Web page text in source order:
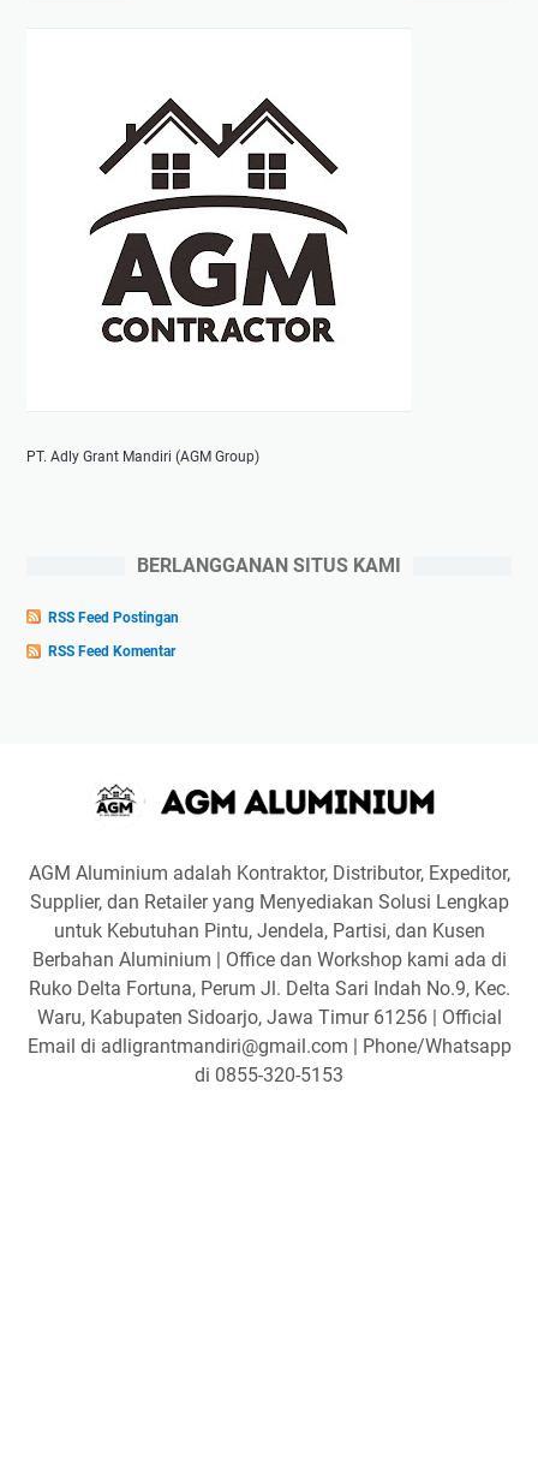
PT. Adly Grant Mandiri (AGM Group)
BERLANGGANAN SITUS KAMI
RSS Feed Postingan
RSS Feed Komentar
AGM Aluminium adalah Kontraktor, Distributor, Expeditor,
Supplier, dan Retailer yang Menyediakan Solusi Lengkap
untuk Kebutuhan Pintu, Jendela, Partisi, dan Kusen
Berbahan Aluminium | Office dan Workshop kami ada di
Ruko Delta Fortuna, Perum Jl. Delta Sari Indah No.9, Kec.
Waru, Kabupaten Sidoarjo, Jawa Timur 61256 | Official
Email di adligrantmandiri@gmail.com | Phone/Whatsapp
di 0855-320-5153